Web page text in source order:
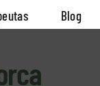
Blog